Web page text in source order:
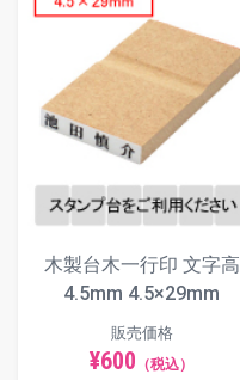
木製台木一行印 文字高
4.5mm 4.5×29mm
販売価格
¥600 （税込）